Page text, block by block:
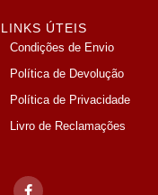
LINKS ÚTEIS
Condições de Envio
Política de Devolução
Política de Privacidade
Livro de Reclamações